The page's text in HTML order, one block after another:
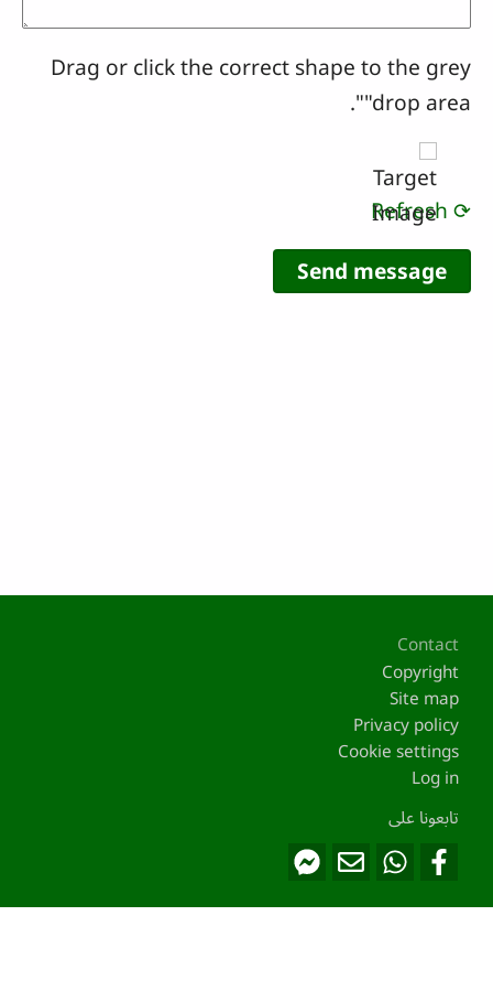
Drag or click the correct shape to the grey
"drop area".
⟳ Refresh
Footer
Contact
Copyright
Site map
Privacy policy
Cookie settings
Log in
تابعونا على